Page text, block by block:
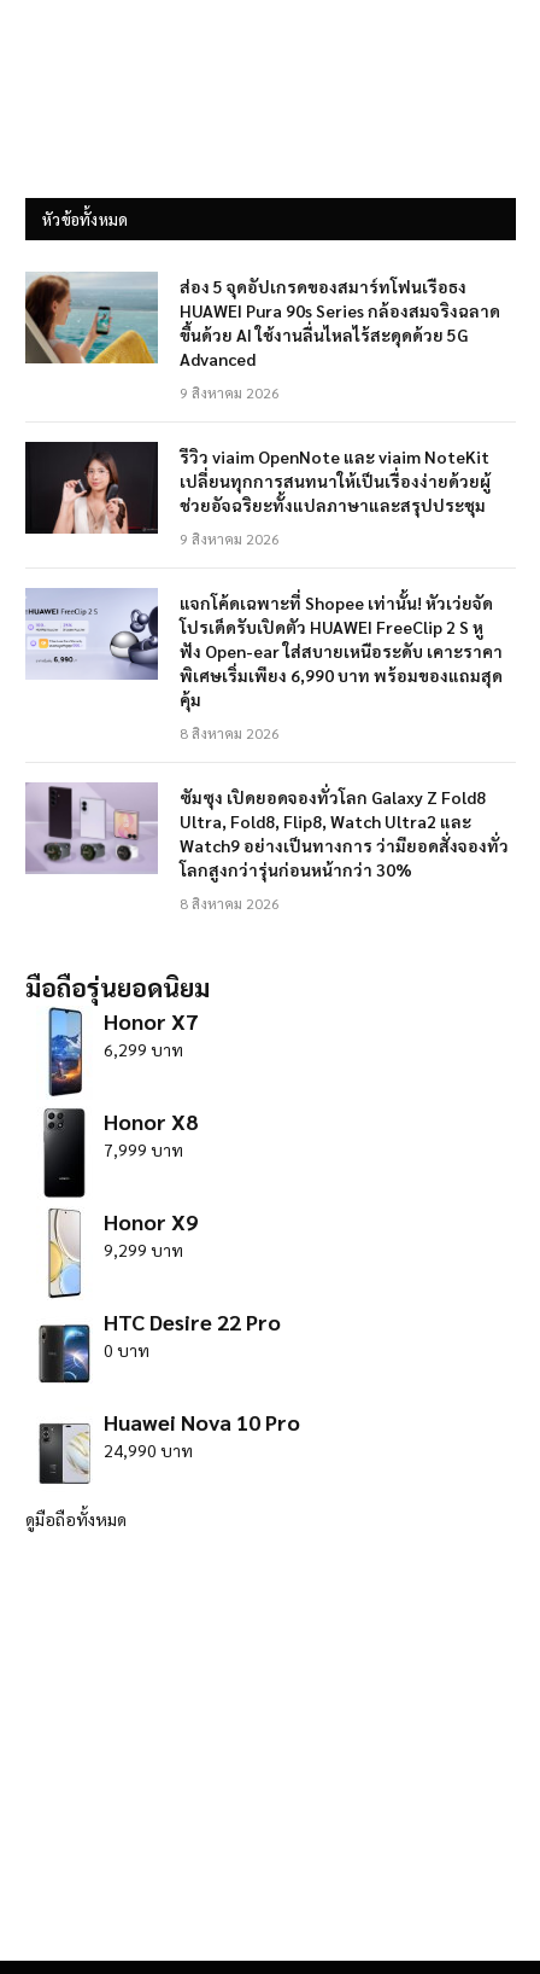
หัวข้อทั้งหมด
ส่อง 5 จุดอัปเกรดของสมาร์ทโฟนเรือธง
HUAWEI Pura 90s Series กล้องสมจริงฉลาด
ขึ้นด้วย AI ใช้งานลื่นไหลไร้สะดุดด้วย 5G
Advanced
9 สิงหาคม 2026
รีวิว viaim OpenNote และ viaim NoteKit
เปลี่ยนทุกการสนทนาให้เป็นเรื่องง่ายด้วยผู้
ช่วยอัจฉริยะทั้งแปลภาษาและสรุปประชุม
9 สิงหาคม 2026
แจกโค้ดเฉพาะที่ Shopee เท่านั้น! หัวเว่ยจัด
โปรเด็ดรับเปิดตัว HUAWEI FreeClip 2 S หู
ฟัง Open-ear ใส่สบายเหนือระดับ เคาะราคา
พิเศษเริ่มเพียง 6,990 บาท พร้อมของแถมสุด
คุ้ม
8 สิงหาคม 2026
ซัมซุง เปิดยอดจองทั่วโลก Galaxy Z Fold8
Ultra, Fold8, Flip8, Watch Ultra2 และ
Watch9 อย่างเป็นทางการ ว่ามียอดสั่งจองทั่ว
โลกสูงกว่ารุ่นก่อนหน้ากว่า 30%
8 สิงหาคม 2026
มือถือรุ่นยอดนิยม
Honor X7
6,299 บาท
Honor X8
7,999 บาท
Honor X9
9,299 บาท
HTC Desire 22 Pro
0 บาท
Huawei Nova 10 Pro
24,990 บาท
ดูมือถือทั้งหมด